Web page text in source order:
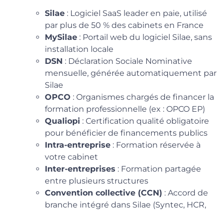
Silae : Logiciel SaaS leader en paie, utilisé
par plus de 50 % des cabinets en France
MySilae : Portail web du logiciel Silae, sans
installation locale
DSN : Déclaration Sociale Nominative
mensuelle, générée automatiquement par
Silae
OPCO : Organismes chargés de financer la
formation professionnelle (ex : OPCO EP)
Qualiopi : Certification qualité obligatoire
pour bénéficier de financements publics
Intra-entreprise : Formation réservée à
votre cabinet
Inter-entreprises : Formation partagée
entre plusieurs structures
Convention collective (CCN) : Accord de
branche intégré dans Silae (Syntec, HCR,